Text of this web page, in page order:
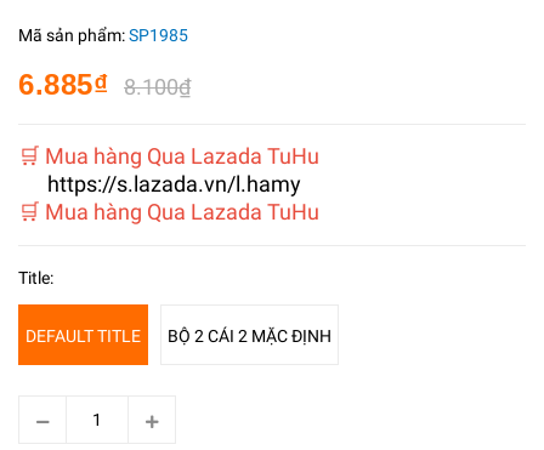
Mã sản phẩm:SP1985
6.885₫ 8.100₫
️🛒 Mua hàng Qua Lazada TuHu
https://s.lazada.vn/l.hamy
️🛒 Mua hàng Qua Lazada TuHu
Title:
DEFAULT TITLE BỘ 2 CÁI 2 MẶC ĐỊNH